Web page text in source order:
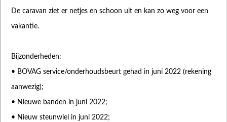
De caravan ziet er netjes en schoon uit en kan zo weg voor een
vakantie.
Bijzonderheden:
• BOVAG service/onderhoudsbeurt gehad in juni 2022 (rekening
aanwezig);
• Nieuwe banden in juni 2022;
• Nieuw steunwiel in juni 2022;